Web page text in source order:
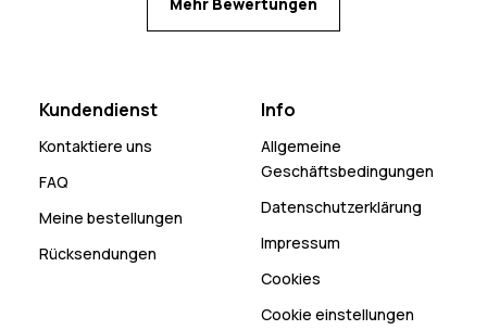
Kundendienst
Kontaktiere uns
FAQ
Meine bestellungen
Rücksendungen
Info
Allgemeine
Geschäftsbedingungen
Datenschutzerklärung
Impressum
Cookies
Cookie einstellungen